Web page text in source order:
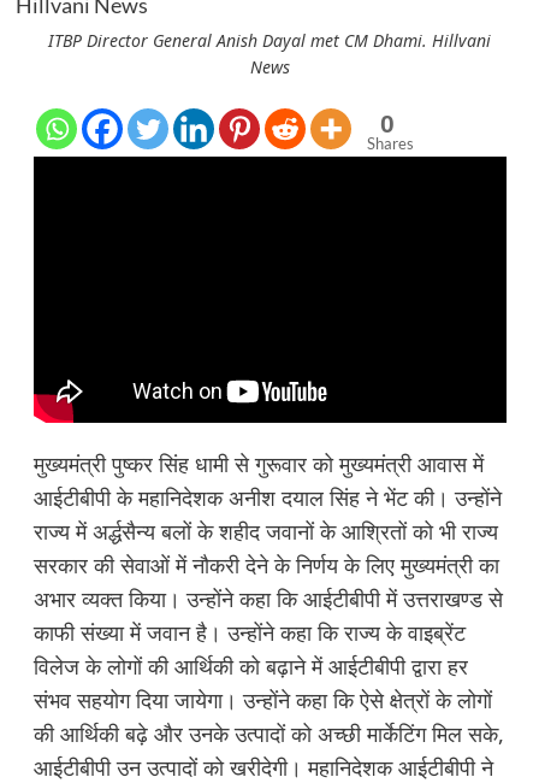
ITBP Director General Anish Dayal met CM Dhami. Hillvani
News
0
Shares
मुख्यमंत्री पुष्कर सिंह धामी से गुरूवार को मुख्यमंत्री आवास में
आईटीबीपी के महानिदेशक अनीश दयाल सिंह ने भेंट की। उन्होंने
राज्य में अर्द्धसैन्य बलों के शहीद जवानों के आश्रितों को भी राज्य
सरकार की सेवाओं में नौकरी देने के निर्णय के लिए मुख्यमंत्री का
अभार व्यक्त किया। उन्होंने कहा कि आईटीबीपी में उत्तराखण्ड से
काफी संख्या में जवान है। उन्होंने कहा कि राज्य के वाइब्रेंट
विलेज के लोगों की आर्थिकी को बढ़ाने में आईटीबीपी द्वारा हर
संभव सहयोग दिया जायेगा। उन्होंने कहा कि ऐसे क्षेत्रों के लोगों
की आर्थिकी बढ़े और उनके उत्पादों को अच्छी मार्केटिंग मिल सके,
आईटीबीपी उन उत्पादों को खरीदेगी। महानिदेशक आईटीबीपी ने